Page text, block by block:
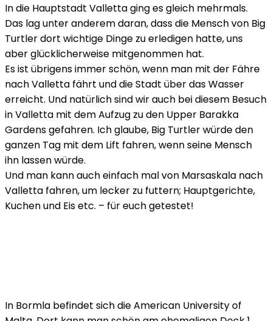
In die Hauptstadt Valletta ging es gleich mehrmals.
Das lag unter anderem daran, dass die Mensch von Big
Turtler dort wichtige Dinge zu erledigen hatte, uns
aber glücklicherweise mitgenommen hat.
Es ist übrigens immer schön, wenn man mit der Fähre
nach Valletta fährt und die Stadt über das Wasser
erreicht. Und natürlich sind wir auch bei diesem Besuch
in Valletta mit dem Aufzug zu den Upper Barakka
Gardens gefahren. Ich glaube, Big Turtler würde den
ganzen Tag mit dem Lift fahren, wenn seine Mensch
ihn lassen würde.
Und man kann auch einfach mal von Marsaskala nach
Valletta fahren, um lecker zu futtern; Hauptgerichte,
Kuchen und Eis etc. – für euch getestet!
In Bormla befindet sich die American University of